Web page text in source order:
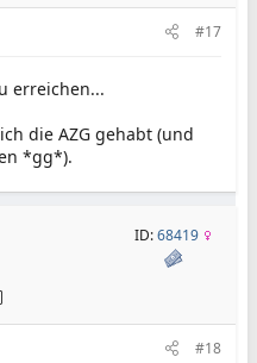
#17
erreichen...
die AZG gehabt (und
*gg*).
ID:68419
#18